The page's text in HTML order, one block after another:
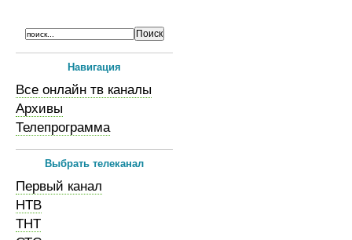
Навигация
Все онлайн тв каналы
Архивы
Телепрограмма
Выбрать телеканал
Первый канал
НТВ
ТНТ